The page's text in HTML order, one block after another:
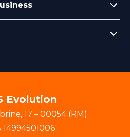
Evolution
, 17 – 00054(RM)
14994501006